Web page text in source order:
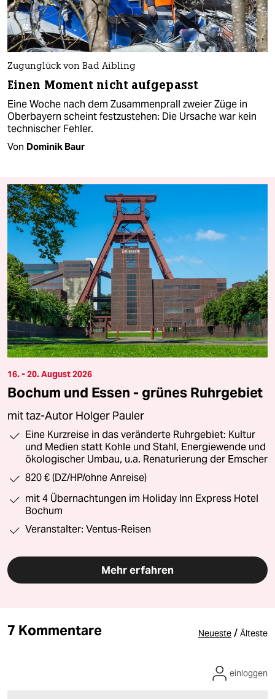
Zugunglück von Bad Aibling
Einen Moment nicht aufgepasst
Eine Woche nach dem Zusammenprall zweier Züge in
Oberbayern scheint festzustehen: Die Ursache war kein
technischer Fehler.
Von Dominik Baur
16. - 20. August 2026
Bochum und Essen - grünes Ruhrgebiet
mit taz-Autor Holger Pauler
Eine Kurzreise in das veränderte Ruhrgebiet: Kultur
und Medien statt Kohle und Stahl, Energiewende und
ökologischer Umbau, u.a. Renaturierung der Emscher
820 € (DZ/HP/ohne Anreise)
mit 4 Übernachtungen im Holiday Inn Express Hotel
Bochum
Veranstalter: Ventus-Reisen
Mehr erfahren
7 Kommentare Neueste / Älteste
einloggen